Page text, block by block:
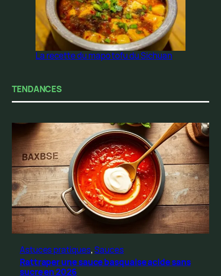
La recette du mapo tofu du Sichuan
TENDANCES
Astuces pratiques, Sauces
Rattraper une sauce basquaise acide sans
sucre en 2026